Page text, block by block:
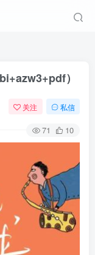
）
关注 私信
71 10